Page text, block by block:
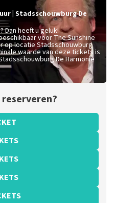
uur Stadsschouwburg De
Dan heeft u geluk!
voor The Sunshine
op locatie Stadsschouwburg
waarde van deze tickets is
De Harmonie